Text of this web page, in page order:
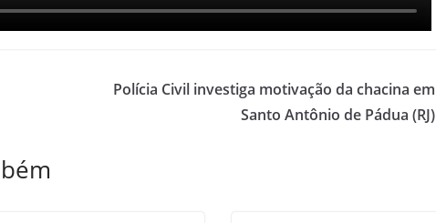
Polícia Civil investiga motivação da chacina em
Santo Antônio de Pádua (RJ)